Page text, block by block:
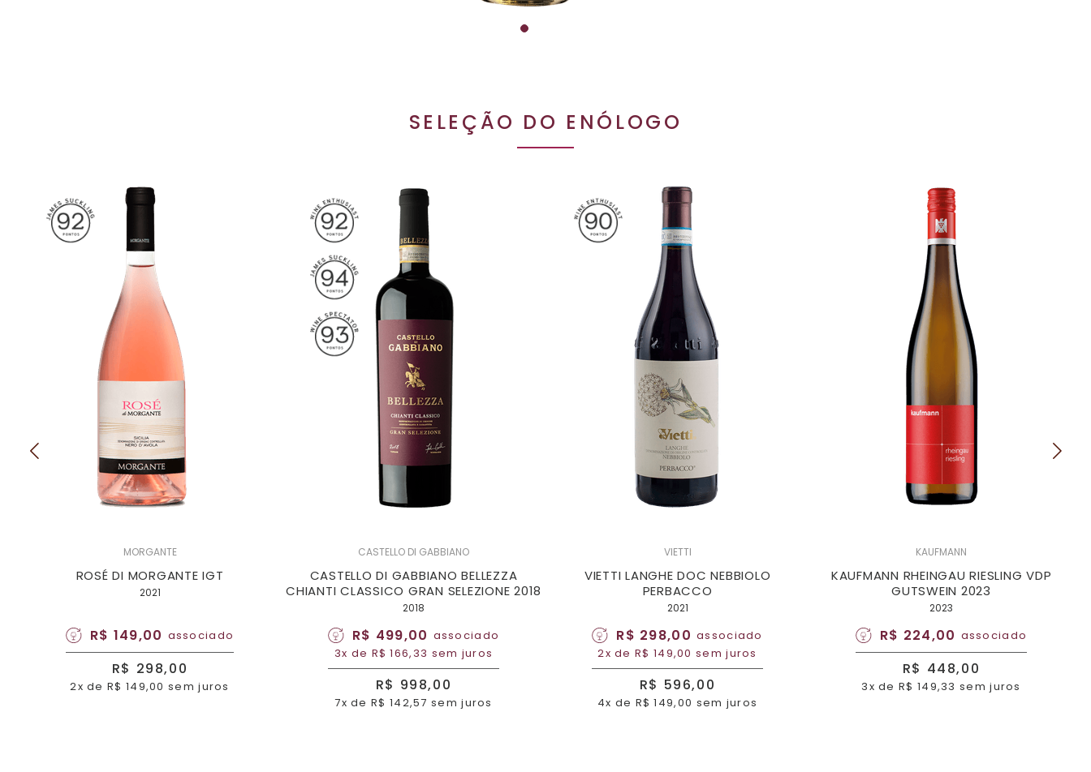
SELEÇÃO DO ENÓLOGO
MORGANTE
ROSÉ DI MORGANTE IGT
2021
R$ 149,00 associado
R$ 298,00
2x de R$ 149,00 sem juros
CASTELLO DI GABBIANO
CASTELLO DI GABBIANO BELLEZZA
CHIANTI CLASSICO GRAN SELEZIONE 2018
2018
R$ 499,00 associado
3x de R$ 166,33 sem juros
R$ 998,00
7x de R$ 142,57 sem juros
VIETTI
VIETTI LANGHE DOC NEBBIOLO
PERBACCO
2021
R$ 298,00 associado
2x de R$ 149,00 sem juros
R$ 596,00
4x de R$ 149,00 sem juros
KAUFMANN
KAUFMANN RHEINGAU RIESLING VDP
GUTSWEIN 2023
2023
R$ 224,00 associado
R$ 448,00
3x de R$ 149,33 sem juros